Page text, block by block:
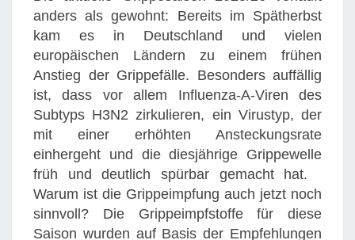
U
N
G
I
S
T
D
E
R
E
I
N
2
0
2
5
/
2
6
:
W
A
R
U
anders als gewohnt: Bereits im Spätherbst
kam es in Deutschland und vielen
europäischen Ländern zu einem frühen
Anstieg der Grippefälle. Besonders auffällig
ist, dass vor allem Influenza-A-Viren des
Subtyps H3N2 zirkulieren, ein Virustyp, der
mit einer erhöhten Ansteckungsrate
einhergeht und die diesjährige Grippewelle
früh und deutlich spürbar gemacht hat.
Warum ist die Grippeimpfung auch jetzt noch
sinnvoll? Die Grippeimpfstoffe für diese
Saison wurden auf Basis der Empfehlungen